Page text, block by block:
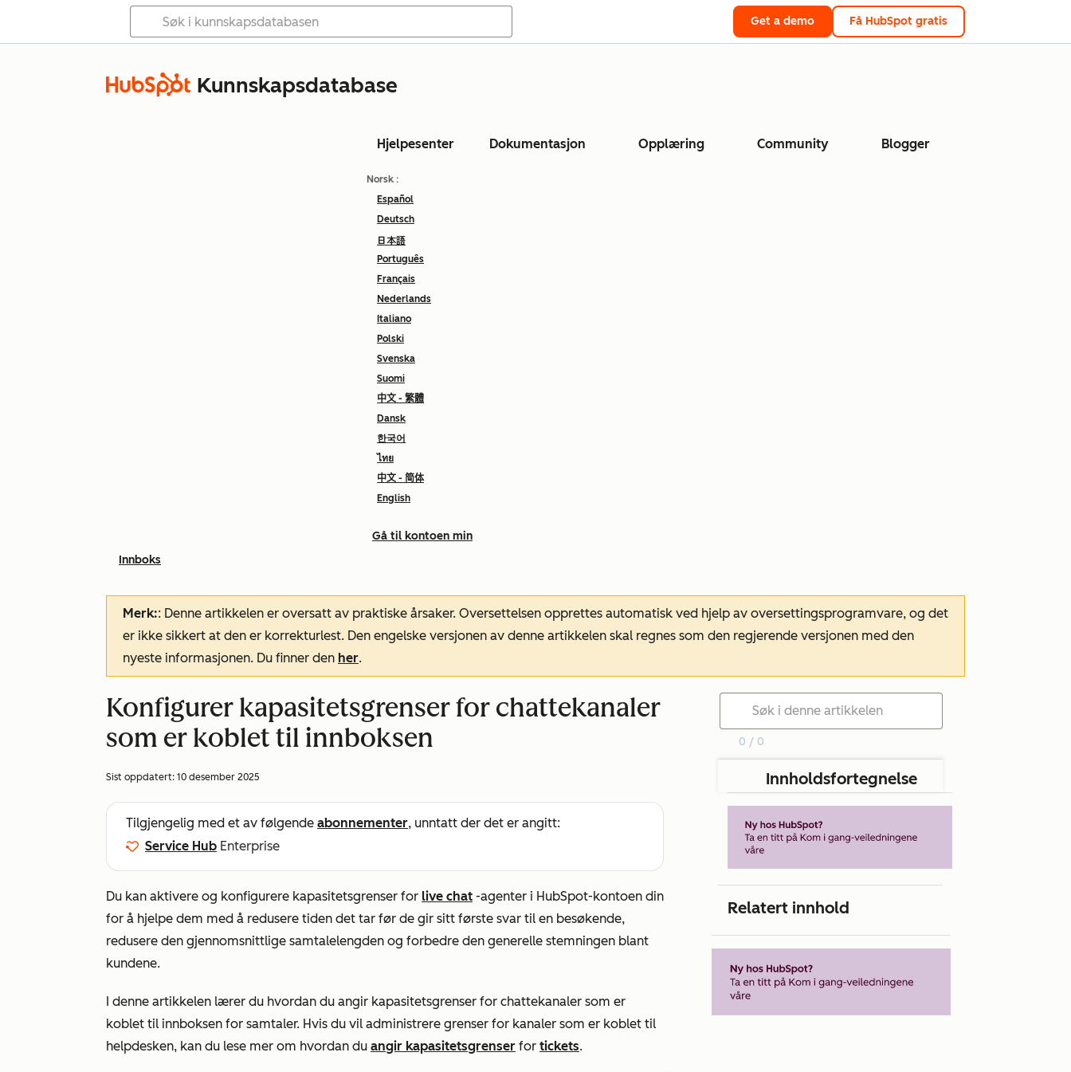
Get a demo Få HubSpot gratis
Kunnskapsdatabase
Hjelpesenter Dokumentasjon Opplæring Community Blogger
Norsk :
Español
Deutsch
日本語
Português
Français
Nederlands
Italiano
Polski
Svenska
Suomi
中文 - 繁體
Dansk
한국어
ไทย
中文 - 简体
English
Gå til kontoen min
Innboks
Merk:: Denne artikkelen er oversatt av praktiske årsaker. Oversettelsen opprettes automatisk ved hjelp av oversettingsprogramvare, og det
er ikke sikkert at den er korrekturlest. Den engelske versjonen av denne artikkelen skal regnes som den regjerende versjonen med den
nyeste informasjonen. Du finner den her.
Konfigurer kapasitetsgrenser for chattekanaler
som er koblet til innboksen
Sist oppdatert: 10 desember 2025
Tilgjengelig med et av følgende abonnementer, unntatt der det er angitt:
Service Hub Enterprise
Du kan aktivere og konfigurere kapasitetsgrenser for live chat -agenter i HubSpot-kontoen din
for å hjelpe dem med å redusere tiden det tar før de gir sitt første svar til en besøkende,
redusere den gjennomsnittlige samtalelengden og forbedre den generelle stemningen blant
kundene.
I denne artikkelen lærer du hvordan du angir kapasitetsgrenser for chattekanaler som er
koblet til innboksen for samtaler. Hvis du vil administrere grenser for kanaler som er koblet til
helpdesken, kan du lese mer om hvordan du angir kapasitetsgrenser for tickets.
0 / 0
Innholdsfortegnelse
Relatert innhold